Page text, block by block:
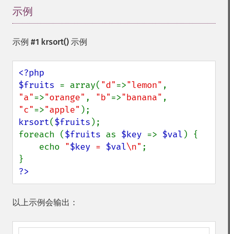
示例
示例 #1 krsort() 示例
<?php
$fruits = array( "d"=>"lemon"
"a"=>"orange" , "b"=>"banana"
"c"=>"apple"
krsort($fruits );
foreach ($fruits as $key => $val ) {
    echo
"$key = $val\n" ;
?>
以上示例会输出：